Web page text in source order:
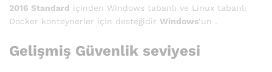
2016 Standard içinden Windows tabanlı ve Linux tabanlı
Docker konteynerler için desteğidir Windows‘un .
Gelişmiş Güvenlik seviyesi